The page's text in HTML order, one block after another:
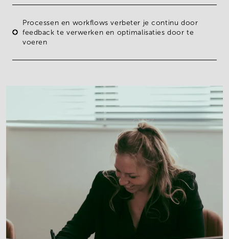
Processen en workflows verbeter je continu door
feedback te verwerken en optimalisaties door te
voeren